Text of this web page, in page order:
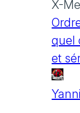
X-
quel
et